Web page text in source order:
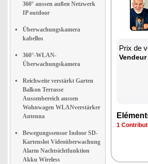
360° aussen außen Netzwerk
IP outdoor
Überwachungskamera
kabellos
360°-WLAN-
Überwachungskamera
Reichweite verstärkt Garten
Balkon Terrasse
Aussenbereich aussen
Wohnwagen WLANverstärker
Antenna
Bewegungssensor Indoor SD-
Kartenslot Videoüberwachung
Alarm Nachtsichtfunktion
Akku Wireless
Prix de
1